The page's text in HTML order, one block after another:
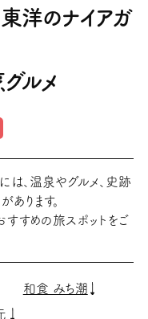
洋のナイアガ
ルメ
、温泉やグルメ、史跡
あります。
すめの旅スポットをご
和食 みち潮